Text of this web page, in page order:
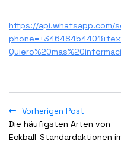
https://api.whatsapp.com/
Vorherigen Post
Die häufigsten Arten von
Eckball-Standardaktionen